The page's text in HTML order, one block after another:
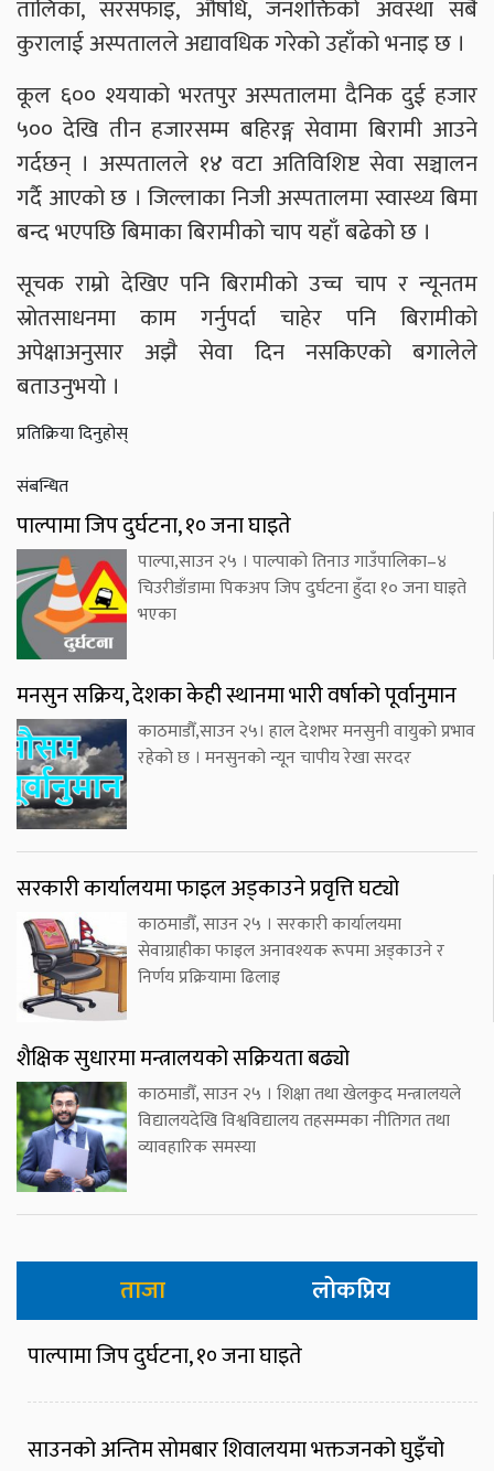
तालिका, सरसफाइ, औषधि, जनशक्तिको अवस्था सबै
कुरालाई अस्पतालले अद्यावधिक गरेको उहाँको भनाइ छ ।
कूल ६०० श्ययाको भरतपुर अस्पतालमा दैनिक दुई हजार
५०० देखि तीन हजारसम्म बहिरङ्ग सेवामा बिरामी आउने
गर्दछन् । अस्पतालले १४ वटा अतिविशिष्ट सेवा सञ्चालन
गर्दै आएको छ । जिल्लाका निजी अस्पतालमा स्वास्थ्य बिमा
बन्द भएपछि बिमाका बिरामीको चाप यहाँ बढेको छ ।
सूचक राम्रो देखिए पनि बिरामीको उच्च चाप र न्यूनतम
स्रोतसाधनमा काम गर्नुपर्दा चाहेर पनि बिरामीको
अपेक्षाअनुसार अझै सेवा दिन नसकिएको बगालेले
बताउनुभयो ।
प्रतिक्रिया दिनुहोस्
संबन्धित
पाल्पामा जिप दुर्घटना, १० जना घाइते
पाल्पा,साउन २५ । पाल्पाको तिनाउ गाउँपालिका–४
चिउरीडाँडामा पिकअप जिप दुर्घटना हुँदा १० जना घाइते
भएका
मनसुन सक्रिय, देशका केही स्थानमा भारी वर्षाको पूर्वानुमान
काठमाडौँ,साउन २५। हाल देशभर मनसुनी वायुको प्रभाव
रहेको छ । मनसुनको न्यून चापीय रेखा सरदर
सरकारी कार्यालयमा फाइल अड्काउने प्रवृत्ति घट्यो
काठमाडौँ, साउन २५ । सरकारी कार्यालयमा
सेवाग्राहीका फाइल अनावश्यक रूपमा अड्काउने र
निर्णय प्रक्रियामा ढिलाइ
शैक्षिक सुधारमा मन्त्रालयको सक्रियता बढ्यो
काठमाडौँ, साउन २५ । शिक्षा तथा खेलकुद मन्त्रालयले
विद्यालयदेखि विश्वविद्यालय तहसम्मका नीतिगत तथा
व्यावहारिक समस्या
ताजा लोकप्रिय
पाल्पामा जिप दुर्घटना, १० जना घाइते
साउनको अन्तिम सोमबार शिवालयमा भक्तजनको घुइँचो